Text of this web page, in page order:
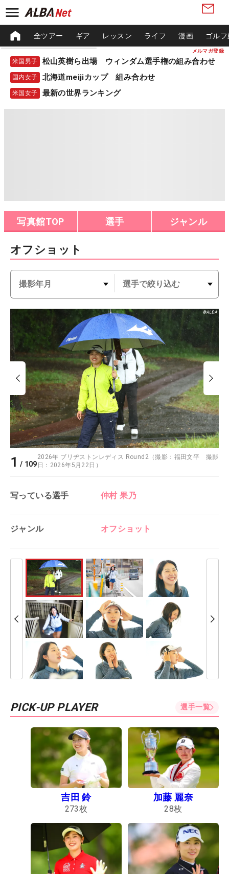
メルマガ登録
全ツアー ギア レッスン ライフ 漫画 ゴル
米国男子 松山英樹ら出場 ウィンダム選手権の組み合わせ
国内女子 北海道meijiカップ 組み合わせ
米国女子 最新の世界ランキング
写真館TOP 選手 ジャンル
オフショット
1 / 109
2026年 ブリヂストンレディス Round2（撮影：福田文平 撮影
日：2026年5月22日）
写っている選手 仲村 果乃
ジャンル オフショット
PICK-UP PLAYER 選手一覧
吉田 鈴
273枚
加藤 麗奈
28枚